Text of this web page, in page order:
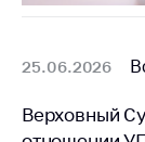
25.06.2026
Верховный